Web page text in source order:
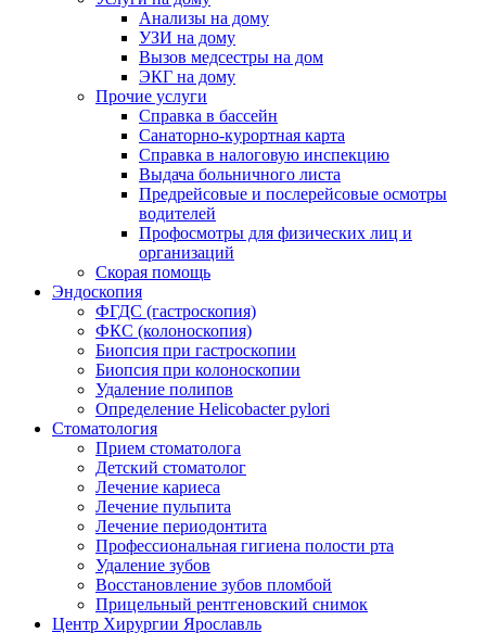
Анализы на дому
УЗИ на дому
Вызов медсестры на дом
ЭКГ на дому
Прочие услуги
Справка в бассейн
Санаторно-курортная карта
Справка в налоговую инспекцию
Выдача больничного листа
Предрейсовые и послерейсовые осмотры
водителей
Профосмотры для физических лиц и
организаций
Скорая помощь
Эндоскопия
ФГДС (гастроскопия)
ФКС (колоноскопия)
Биопсия при гастроскопии
Биопсия при колоноскопии
Удаление полипов
Определение Helicobacter pylori
Стоматология
Прием стоматолога
Детский стоматолог
Лечение кариеса
Лечение пульпита
Лечение периодонтита
Профессиональная гигиена полости рта
Удаление зубов
Восстановление зубов пломбой
Прицельный рентгеновский снимок
Центр Хирургии Ярославль